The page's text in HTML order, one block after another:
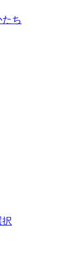
ち
択